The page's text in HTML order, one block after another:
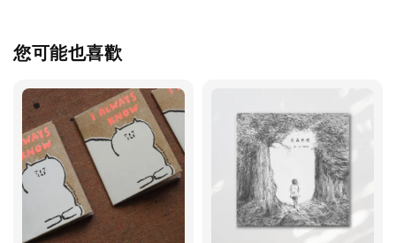
您可能也喜歡